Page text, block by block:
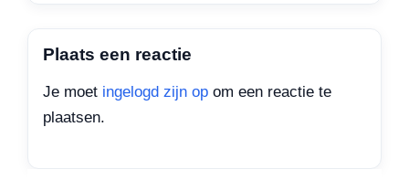
Plaats een reactie
Je moet ingelogd zijn op om een reactie te
plaatsen.